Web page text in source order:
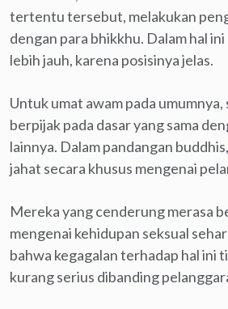
tertentu tersebut, melakukan
dengan para bhikkhu. Dalam hal
lebih jauh, karena posisinya jelas.
Untuk umat awam pada umumnya,
berpijak pada dasar yang sama
lainnya. Dalam pandangan
jahat secara khusus mengenai
Mereka yang cenderung merasa
mengenai kehidupan seksual
bahwa kegagalan terhadap hal ini
kurang serius dibanding